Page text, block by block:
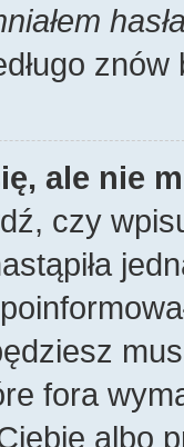
ale nie
czy
fora
albo